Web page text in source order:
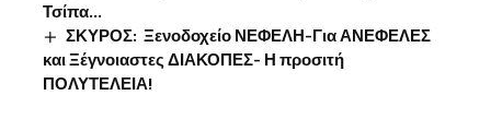
Τσίπα…
ΣΚΥΡΟΣ: Ξενοδοχείο ΝΕΦΕΛΗ-Για ΑΝΕΦΕΛΕΣ
και Ξέγνοιαστες ΔΙΑΚΟΠΕΣ- Η προσιτή
ΠΟΛΥΤΕΛΕΙΑ!